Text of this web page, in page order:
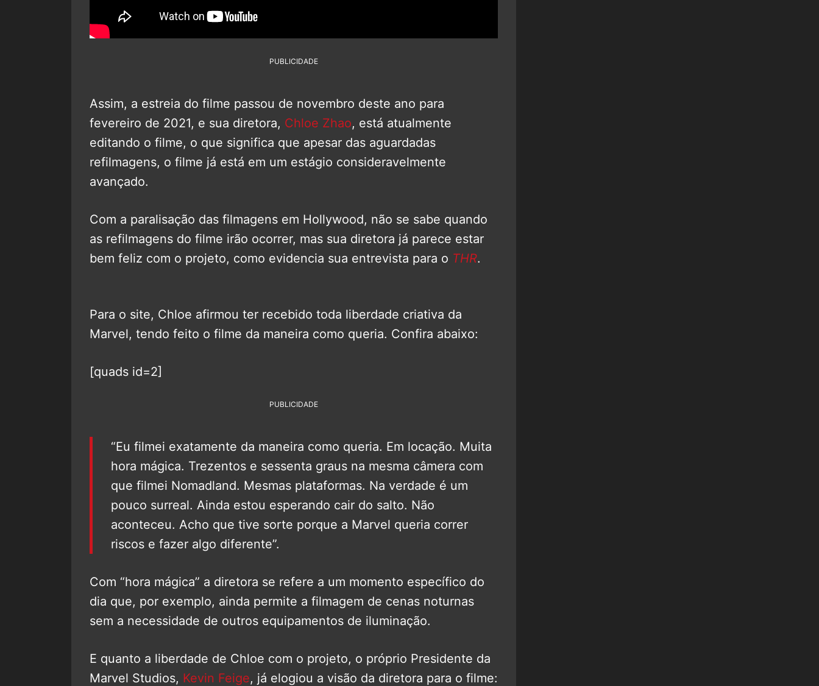
PUBLICIDADE
Assim, a estreia do filme passou de novembro deste ano para
fevereiro de 2021, e sua diretora, Chloe Zhao, está atualmente
editando o filme, o que significa que apesar das aguardadas
refilmagens, o filme já está em um estágio consideravelmente
avançado.
Com a paralisação das filmagens em Hollywood, não se sabe quando
as refilmagens do filme irão ocorrer, mas sua diretora já parece estar
bem feliz com o projeto, como evidencia sua entrevista para o THR.
Para o site, Chloe afirmou ter recebido toda liberdade criativa da
Marvel, tendo feito o filme da maneira como queria. Confira abaixo:
[quads id=2]
PUBLICIDADE
“Eu filmei exatamente da maneira como queria. Em locação. Muita
hora mágica. Trezentos e sessenta graus na mesma câmera com
que filmei Nomadland. Mesmas plataformas. Na verdade é um
pouco surreal. Ainda estou esperando cair do salto. Não
aconteceu. Acho que tive sorte porque a Marvel queria correr
riscos e fazer algo diferente”.
Com “hora mágica” a diretora se refere a um momento específico do
dia que, por exemplo, ainda permite a filmagem de cenas noturnas
sem a necessidade de outros equipamentos de iluminação.
E quanto a liberdade de Chloe com o projeto, o próprio Presidente da
Marvel Studios, Kevin Feige, já elogiou a visão da diretora para o filme: